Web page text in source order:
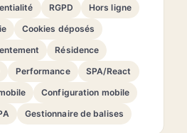
RGPD
Hors ligne
Cookies déposés
Résidence
Performance
SPA/React
Configuration mobile
Gestionnaire de balises